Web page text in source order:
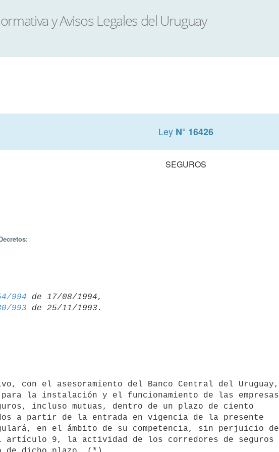
Ley N° 16426
SEGUROS
994 de 17/08/1994,
993
la instalación y el funcionamiento de las empresas
incluso mutuas, dentro de un plazo de ciento
a partir de la entrada en vigencia de la presente
en el ámbito de su competencia, sin perjuicio de
artículo 9, la actividad de los corredores de seguros